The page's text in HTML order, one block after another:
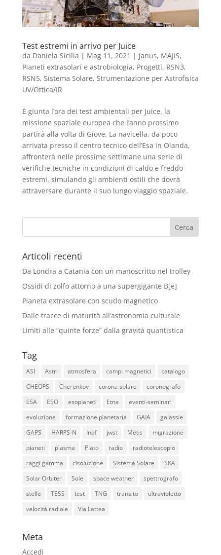
Test estremi in arrivo per Juice
da Daniela Sicilia | Mag 11, 2021 | Janus, MAJIS,
Pianeti extrasolari e astrobiologia, Progetti, RSN3,
RSN5, Sistema Solare, Strumentazione per Astrofisica
UV/Ottica/IR
È giunta l’ora dei test ambientali per Juice, la
missione spaziale europea che l’anno prossimo
partirà alla volta di Giove. La navicella, da poco
arrivata presso il centro tecnico dell’Esa in Olanda,
affronterà nelle prossime settimane una serie di
verifiche tecniche in condizioni di caldo e freddo
estremi, simulando gli ambienti ostili che dovrà
attraversare durante il suo lungo viaggio spaziale.
Articoli recenti
Da Londra a Catania con un manoscritto nel trolley
Ossidi di zolfo attorno a una supergigante B[e]
Pianeta extrasolare con scudo magnetico
Dalle tracce di maturità all’astronomia culturale
Limiti alle “quinte forze” dalla gravità quantistica
Tag
ASI Astri atmosfera campi magnetici
catalogo
CHEOPS
Cherenkov corona solare
coronografo
ESA
ESO esopianeti Etna
eventi-seminari
evoluzione
formazione planetaria GAIA
galassie
GAPS
HARPS-N Inaf jwst Metis
migrazione
pianeti
plasma Plato radio
radiotelescopio
raggi gamma
risoluzione Sistema Solare
SKA
Solar Orbiter
Sole space weather
spettrografo
stelle
TESS test TNG transito
ultravioletto
velocità radiale
Via Lattea
Meta
Accedi